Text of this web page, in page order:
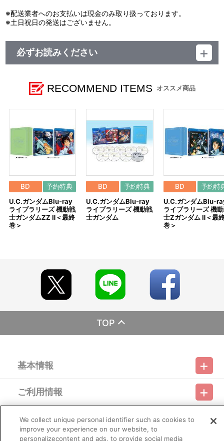
※配送業者へのお支払いは現金のみ取り扱っております。
※土日祝日の発送はございません。
必ずお読みください
販売元 バンダイナムコフィルムワークス
(c)サンライズ
RECOMMEND ITEMS オススメ商品
BD
予約特典
U.C.ガンダムBlu-ray
ライブラリーズ 機動戦
士ガンダムZZ Ⅱ＜最終
巻＞
BD
予約特典
U.C.ガンダムBlu-ray
ライブラリーズ 機動戦
士ガンダム
BD
予約特
U.C.ガンダムBlu-
ライブラリーズ 機
士Zガンダム Ⅱ＜最
巻＞
TOP
基本情報
利用規約 特定商取引法に基づく表示
プライバシーオプション 会社概要
ご利用情報
ご利用ガイド サイトマップ お問い合わせ 推奨環境
会員メニュー
We collect unique personal identifier such as cookies to
improve your experience on our website, to
personalizecontent and ads, to provide social media